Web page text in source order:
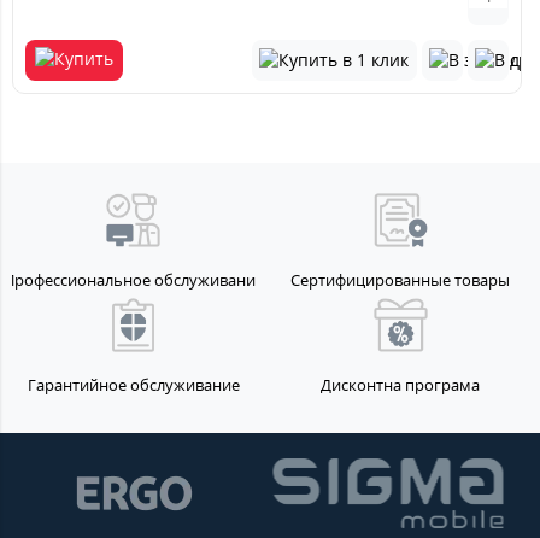
Профессиональное обслуживание Сертифицированные товары
Гарантийное обслуживание Дисконтна програма